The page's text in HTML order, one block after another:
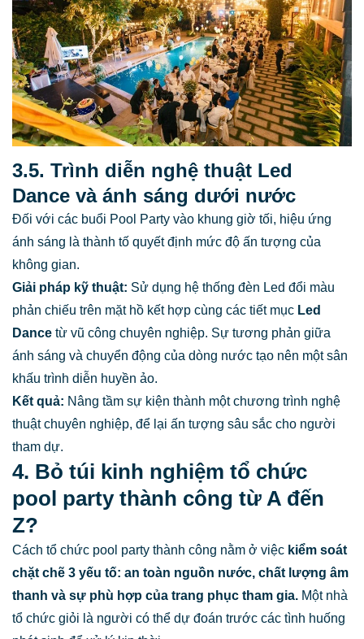
3.5. Trình diễn nghệ thuật Led
Dance và ánh sáng dưới nước
Đối với các buổi Pool Party vào khung giờ tối, hiệu ứng
ánh sáng là thành tố quyết định mức độ ấn tượng của
không gian.
Giải pháp kỹ thuật: Sử dụng hệ thống đèn Led đổi màu
phản chiếu trên mặt hồ kết hợp cùng các tiết mục Led
Dance từ vũ công chuyên nghiệp. Sự tương phản giữa
ánh sáng và chuyển động của dòng nước tạo nên một sân
khấu trình diễn huyền ảo.
Kết quả: Nâng tầm sự kiện thành một chương trình nghệ
thuật chuyên nghiệp, để lại ấn tượng sâu sắc cho người
tham dự.
4. Bỏ túi kinh nghiệm tổ chức
pool party thành công từ A đến
Z?
Cách tổ chức pool party thành công nằm ở việc kiểm soát
chặt chẽ 3 yếu tố: an toàn nguồn nước, chất lượng âm
thanh và sự phù hợp của trang phục tham gia. Một nhà
tổ chức giỏi là người có thể dự đoán trước các tình huống